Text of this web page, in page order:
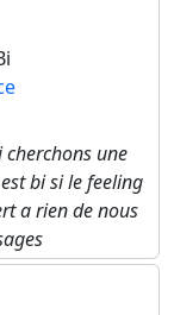
une
bi si le feeling
a rien de nous